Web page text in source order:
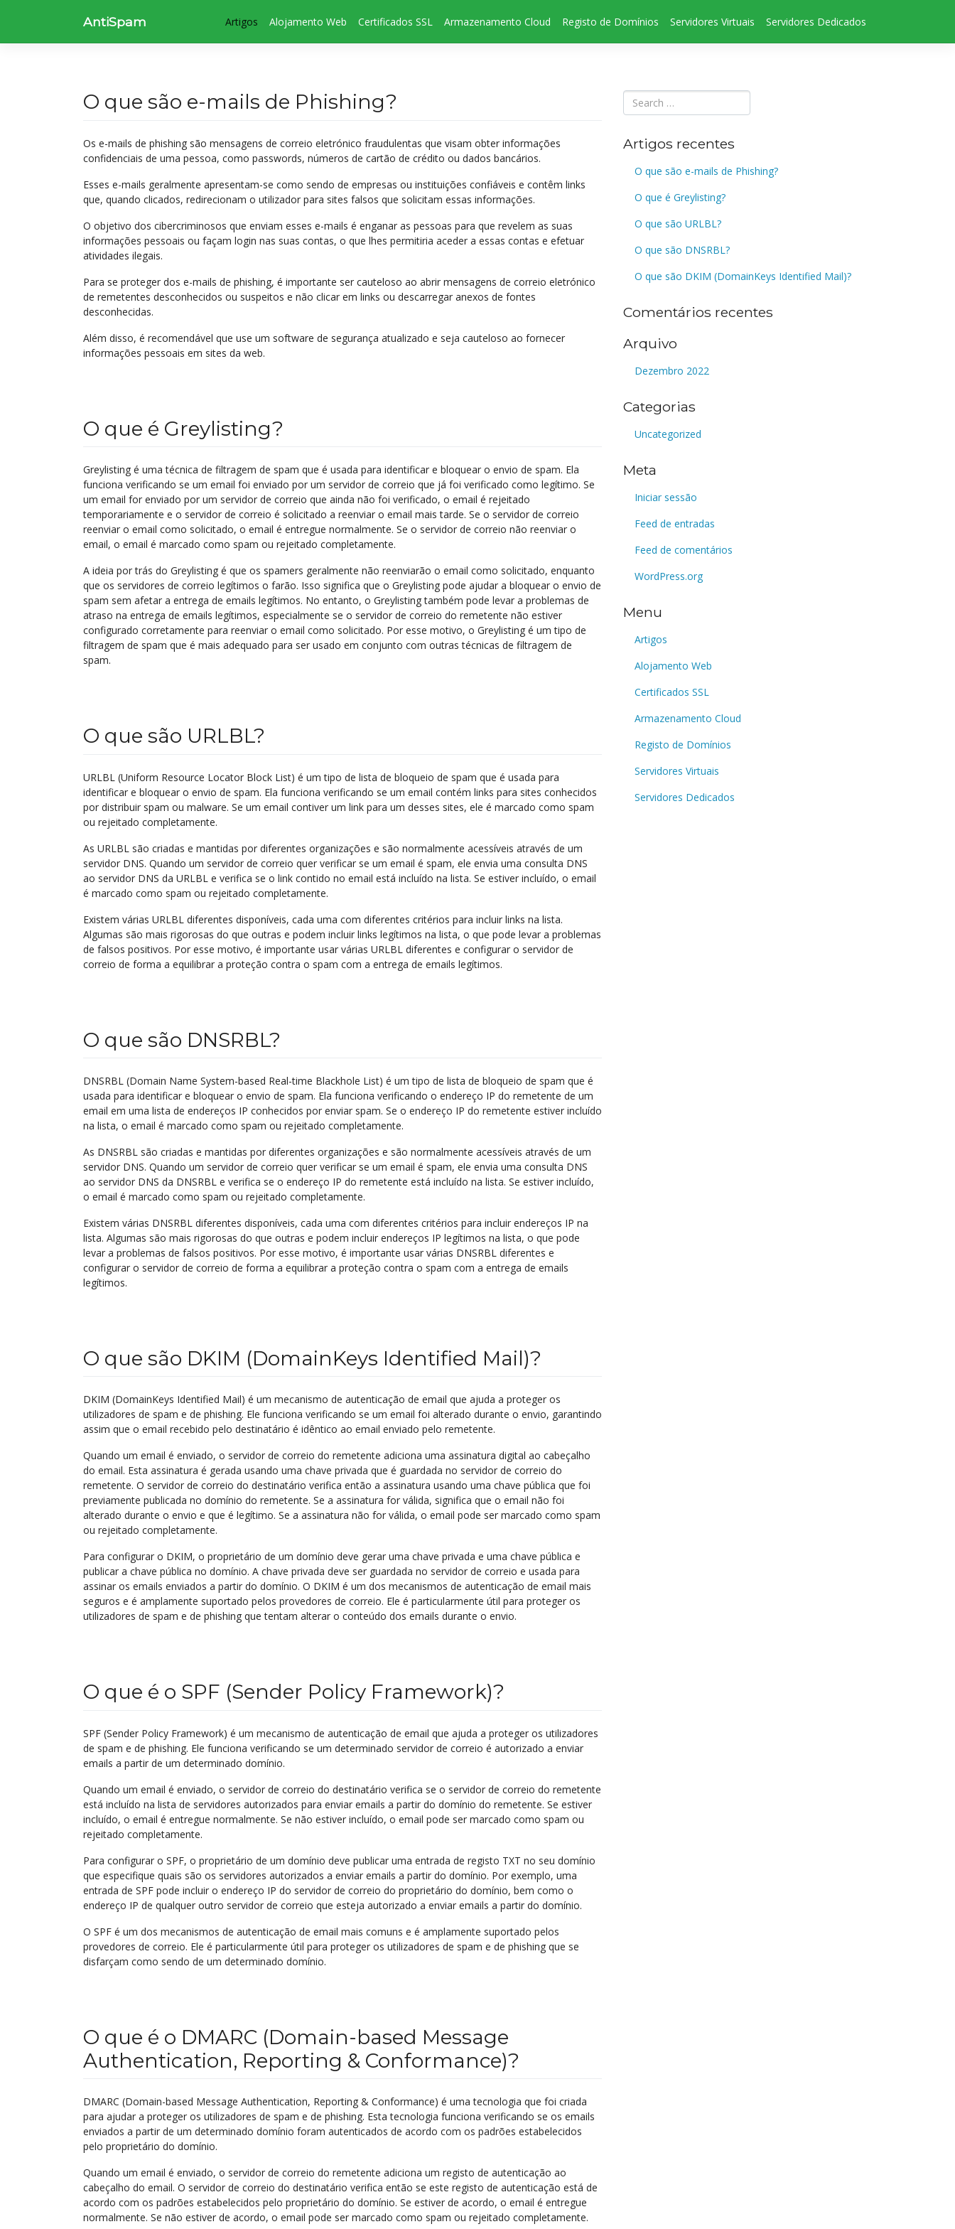
AntiSpam Artigos Alojamento Web Certificados SSL Armazenamento Cloud Registo de Domínios Servidores Virtuais Servidores Dedicados
Artigos
O que são e-mails de Phishing?
Os e-mails de phishing são mensagens de correio eletrónico fraudulentas que visam obter informações
confidenciais de uma pessoa, como passwords, números de cartão de crédito ou dados bancários.
Esses e-mails geralmente apresentam-se como sendo de empresas ou instituições confiáveis e contêm links
que, quando clicados, redirecionam o utilizador para sites falsos que solicitam essas informações.
O objetivo dos cibercriminosos que enviam esses e-mails é enganar as pessoas para que revelem as suas
informações pessoais ou façam login nas suas contas, o que lhes permitiria aceder a essas contas e efetuar
atividades ilegais.
Para se proteger dos e-mails de phishing, é importante ser cauteloso ao abrir mensagens de correio eletrónico
de remetentes desconhecidos ou suspeitos e não clicar em links ou descarregar anexos de fontes
desconhecidas.
Além disso, é recomendável que use um software de segurança atualizado e seja cauteloso ao fornecer
informações pessoais em sites da web.
O que é Greylisting?
Greylisting é uma técnica de filtragem de spam que é usada para identificar e bloquear o envio de spam. Ela
funciona verificando se um email foi enviado por um servidor de correio que já foi verificado como legítimo. Se
um email for enviado por um servidor de correio que ainda não foi verificado, o email é rejeitado
temporariamente e o servidor de correio é solicitado a reenviar o email mais tarde. Se o servidor de correio
reenviar o email como solicitado, o email é entregue normalmente. Se o servidor de correio não reenviar o
email, o email é marcado como spam ou rejeitado completamente.
A ideia por trás do Greylisting é que os spamers geralmente não reenviarão o email como solicitado, enquanto
que os servidores de correio legítimos o farão. Isso significa que o Greylisting pode ajudar a bloquear o envio de
spam sem afetar a entrega de emails legítimos. No entanto, o Greylisting também pode levar a problemas de
atraso na entrega de emails legítimos, especialmente se o servidor de correio do remetente não estiver
configurado corretamente para reenviar o email como solicitado. Por esse motivo, o Greylisting é um tipo de
filtragem de spam que é mais adequado para ser usado em conjunto com outras técnicas de filtragem de
spam.
O que são URLBL?
URLBL (Uniform Resource Locator Block List) é um tipo de lista de bloqueio de spam que é usada para
identificar e bloquear o envio de spam. Ela funciona verificando se um email contém links para sites conhecidos
por distribuir spam ou malware. Se um email contiver um link para um desses sites, ele é marcado como spam
ou rejeitado completamente.
As URLBL são criadas e mantidas por diferentes organizações e são normalmente acessíveis através de um
servidor DNS. Quando um servidor de correio quer verificar se um email é spam, ele envia uma consulta DNS
ao servidor DNS da URLBL e verifica se o link contido no email está incluído na lista. Se estiver incluído, o email
é marcado como spam ou rejeitado completamente.
Existem várias URLBL diferentes disponíveis, cada uma com diferentes critérios para incluir links na lista.
Algumas são mais rigorosas do que outras e podem incluir links legítimos na lista, o que pode levar a problemas
de falsos positivos. Por esse motivo, é importante usar várias URLBL diferentes e configurar o servidor de
correio de forma a equilibrar a proteção contra o spam com a entrega de emails legítimos.
O que são DNSRBL?
DNSRBL (Domain Name System-based Real-time Blackhole List) é um tipo de lista de bloqueio de spam que é
usada para identificar e bloquear o envio de spam. Ela funciona verificando o endereço IP do remetente de um
email em uma lista de endereços IP conhecidos por enviar spam. Se o endereço IP do remetente estiver incluído
na lista, o email é marcado como spam ou rejeitado completamente.
As DNSRBL são criadas e mantidas por diferentes organizações e são normalmente acessíveis através de um
servidor DNS. Quando um servidor de correio quer verificar se um email é spam, ele envia uma consulta DNS
ao servidor DNS da DNSRBL e verifica se o endereço IP do remetente está incluído na lista. Se estiver incluído,
o email é marcado como spam ou rejeitado completamente.
Existem várias DNSRBL diferentes disponíveis, cada uma com diferentes critérios para incluir endereços IP na
lista. Algumas são mais rigorosas do que outras e podem incluir endereços IP legítimos na lista, o que pode
levar a problemas de falsos positivos. Por esse motivo, é importante usar várias DNSRBL diferentes e
configurar o servidor de correio de forma a equilibrar a proteção contra o spam com a entrega de emails
legítimos.
O que são DKIM (DomainKeys Identified Mail)?
DKIM (DomainKeys Identified Mail) é um mecanismo de autenticação de email que ajuda a proteger os
utilizadores de spam e de phishing. Ele funciona verificando se um email foi alterado durante o envio, garantindo
assim que o email recebido pelo destinatário é idêntico ao email enviado pelo remetente.
Quando um email é enviado, o servidor de correio do remetente adiciona uma assinatura digital ao cabeçalho
do email. Esta assinatura é gerada usando uma chave privada que é guardada no servidor de correio do
remetente. O servidor de correio do destinatário verifica então a assinatura usando uma chave pública que foi
previamente publicada no domínio do remetente. Se a assinatura for válida, significa que o email não foi
alterado durante o envio e que é legítimo. Se a assinatura não for válida, o email pode ser marcado como spam
ou rejeitado completamente.
Para configurar o DKIM, o proprietário de um domínio deve gerar uma chave privada e uma chave pública e
publicar a chave pública no domínio. A chave privada deve ser guardada no servidor de correio e usada para
assinar os emails enviados a partir do domínio. O DKIM é um dos mecanismos de autenticação de email mais
seguros e é amplamente suportado pelos provedores de correio. Ele é particularmente útil para proteger os
utilizadores de spam e de phishing que tentam alterar o conteúdo dos emails durante o envio.
O que é o SPF (Sender Policy Framework)?
SPF (Sender Policy Framework) é um mecanismo de autenticação de email que ajuda a proteger os utilizadores
de spam e de phishing. Ele funciona verificando se um determinado servidor de correio é autorizado a enviar
emails a partir de um determinado domínio.
Quando um email é enviado, o servidor de correio do destinatário verifica se o servidor de correio do remetente
está incluído na lista de servidores autorizados para enviar emails a partir do domínio do remetente. Se estiver
incluído, o email é entregue normalmente. Se não estiver incluído, o email pode ser marcado como spam ou
rejeitado completamente.
Para configurar o SPF, o proprietário de um domínio deve publicar uma entrada de registo TXT no seu domínio
que especifique quais são os servidores autorizados a enviar emails a partir do domínio. Por exemplo, uma
entrada de SPF pode incluir o endereço IP do servidor de correio do proprietário do domínio, bem como o
endereço IP de qualquer outro servidor de correio que esteja autorizado a enviar emails a partir do domínio.
O SPF é um dos mecanismos de autenticação de email mais comuns e é amplamente suportado pelos
provedores de correio. Ele é particularmente útil para proteger os utilizadores de spam e de phishing que se
disfarçam como sendo de um determinado domínio.
O que é o DMARC (Domain-based Message
Authentication, Reporting & Conformance)?
DMARC (Domain-based Message Authentication, Reporting & Conformance) é uma tecnologia que foi criada
para ajudar a proteger os utilizadores de spam e de phishing. Esta tecnologia funciona verificando se os emails
enviados a partir de um determinado domínio foram autenticados de acordo com os padrões estabelecidos
pelo proprietário do domínio.
Quando um email é enviado, o servidor de correio do remetente adiciona um registo de autenticação ao
cabeçalho do email. O servidor de correio do destinatário verifica então se este registo de autenticação está de
acordo com os padrões estabelecidos pelo proprietário do domínio. Se estiver de acordo, o email é entregue
normalmente. Se não estiver de acordo, o email pode ser marcado como spam ou rejeitado completamente.
Artigos recentes
O que são e-mails de Phishing?
O que é Greylisting?
O que são URLBL?
O que são DNSRBL?
O que são DKIM (DomainKeys Identified Mail)?
Comentários recentes
Arquivo
Dezembro 2022
Categorias
Uncategorized
Meta
Iniciar sessão
Feed de entradas
Feed de comentários
WordPress.org
Menu
Artigos
Alojamento Web
Certificados SSL
Armazenamento Cloud
Registo de Domínios
Servidores Virtuais
Servidores Dedicados